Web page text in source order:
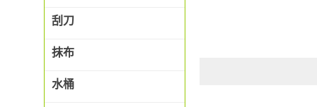
刮刀
抹布
水桶